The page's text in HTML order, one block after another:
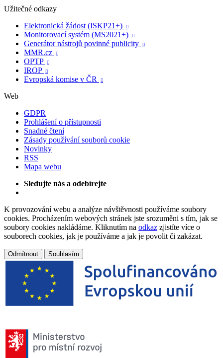
Užitečné odkazy
Elektronická žádost (ISKP21+)

Monitorovací systém (MS2021+) 
Generátor nástrojů povinné publicity 
MMR.cz 
OPTP 
IROP 
Evropská komise v ČR 
Web
GDPR
Prohlášení o přístupnosti
Snadné čtení
Zásady používání souborů cookie
Novinky
RSS
Mapa webu
Sledujte nás a odebírejte
K provozování webu a analýze návštěvnosti používáme soubory
cookies. Procházením webových stránek jste srozuměni s tím, jak se
soubory cookies nakládáme. Kliknutím na odkaz zjistíte více o
souborech cookies, jak je používáme a jak je povolit či zakázat.
Odmítnout Souhlasím